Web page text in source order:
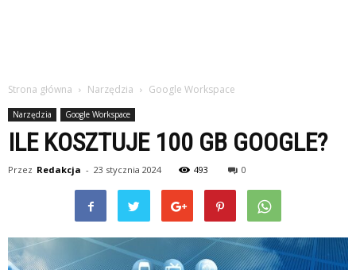
Strona główna Narzędzia Google Workspace
Narzędzia Google Workspace
ILE KOSZTUJE 100 GB GOOGLE?
Przez Redakcja - 23 stycznia 2024 493 0